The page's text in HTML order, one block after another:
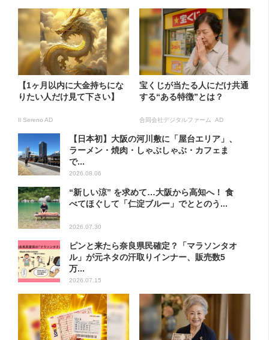
【1ヶ月以内に大金持ちにな
りたい人だけ見て下さい】
Il Sereno AD
宝くじが当たる人にだけ共通
する“ある特徴”とは？
合同会社デジタルファーム AD
【日本初】大阪の河川敷に「屋台エリア」、
ラーメン・焼肉・しゃぶしゃぶ・カフェま
で...
2026.08.06
“新しい涼” を求めて…大阪から高知へ！ 食
べてほぐして「仁淀ブルー」でととのう...
2026.07.30
ピンと来たら奈良県民確定？「マラソンタオ
ル」が元ネタの汗取りインナー、販売数5
万...
2026.07.15